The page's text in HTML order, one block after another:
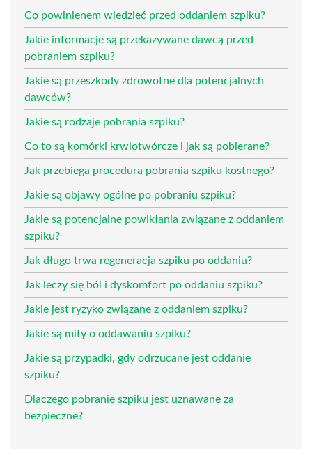
Co powinienem wiedzieć przed oddaniem szpiku?
Jakie informacje są przekazywane dawcą przed
pobraniem szpiku?
Jakie są przeszkody zdrowotne dla potencjalnych
dawców?
Jakie są rodzaje pobrania szpiku?
Co to są komórki krwiotwórcze i jak są pobierane?
Jak przebiega procedura pobrania szpiku kostnego?
Jakie są objawy ogólne po pobraniu szpiku?
Jakie są potencjalne powikłania związane z oddaniem
szpiku?
Jak długo trwa regeneracja szpiku po oddaniu?
Jak leczy się ból i dyskomfort po oddaniu szpiku?
Jakie jest ryzyko związane z oddaniem szpiku?
Jakie są mity o oddawaniu szpiku?
Jakie są przypadki, gdy odrzucane jest oddanie
szpiku?
Dlaczego pobranie szpiku jest uznawane za
bezpieczne?